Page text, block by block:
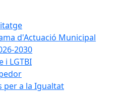
d'Actuació Municipal
2030
i LGTBI
per a la Igualtat